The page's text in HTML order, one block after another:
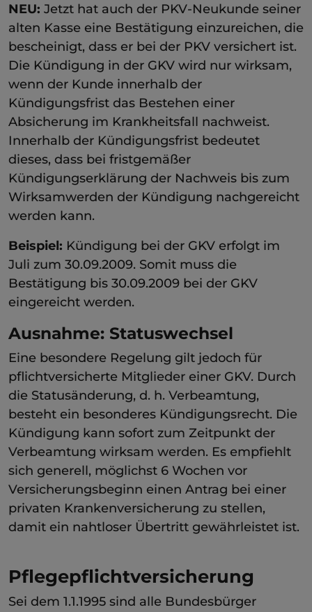
NEU: Jetzt hat auch der PKV-Neukunde seiner
alten Kasse eine Bestätigung einzureichen, die
bescheinigt, dass er bei der PKV versichert ist.
Die Kündigung in der GKV wird nur wirksam,
wenn der Kunde innerhalb der
Kündigungsfrist das Bestehen einer
Absicherung im Krankheitsfall nachweist.
Innerhalb der Kündigungsfrist bedeutet
dieses, dass bei fristgemäßer
Kündigungserklärung der Nachweis bis zum
Wirksamwerden der Kündigung nachgereicht
werden kann.
Beispiel: Kündigung bei der GKV erfolgt im
Juli zum 30.09.2009. Somit muss die
Bestätigung bis 30.09.2009 bei der GKV
eingereicht werden.
Ausnahme: Statuswechsel
Eine besondere Regelung gilt jedoch für
pflichtversicherte Mitglieder einer GKV. Durch
die Statusänderung, d. h. Verbeamtung,
besteht ein besonderes Kündigungsrecht. Die
Kündigung kann sofort zum Zeitpunkt der
Verbeamtung wirksam werden. Es empfiehlt
sich generell, möglichst 6 Wochen vor
Versicherungsbeginn einen Antrag bei einer
privaten Krankenversicherung zu stellen,
damit ein nahtloser Übertritt gewährleistet ist.
Pflegepflichtversicherung
Sei dem 1.1.1995 sind alle Bundesbürger